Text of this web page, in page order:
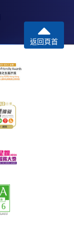
返回頁首